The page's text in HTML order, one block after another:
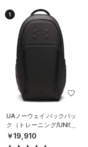
1
UAノーウェイ バックパッ
ク（トレーニング/UNISE
X）
￥19,910